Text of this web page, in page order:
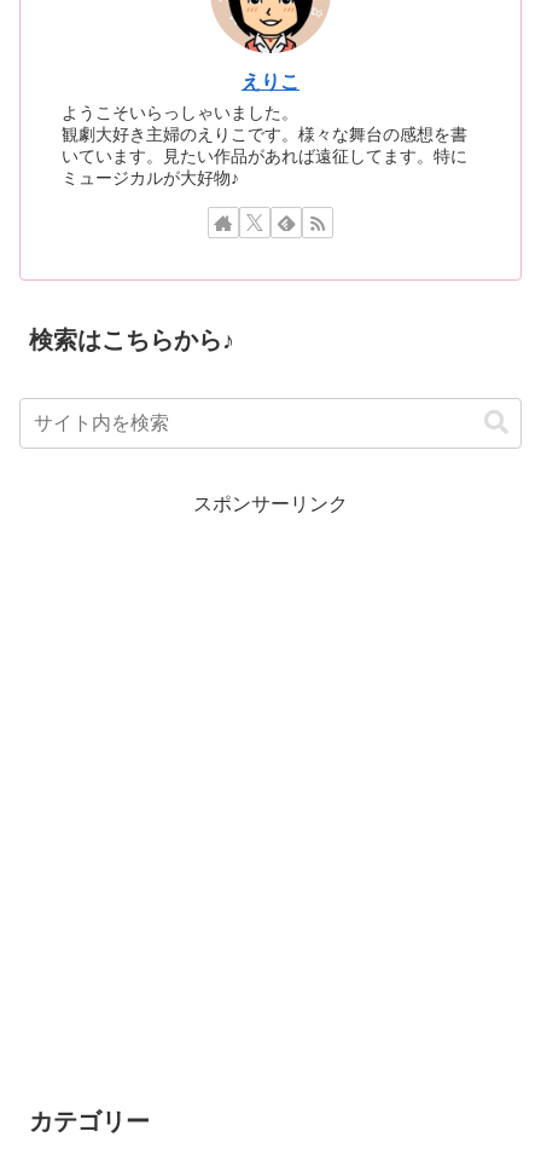
えりこ
ようこそいらっしゃいました。
観劇大好き主婦のえりこです。様々な舞台の感想を書
いています。見たい作品があれば遠征してます。特に
ミュージカルが大好物♪
検索はこちらから♪
スポンサーリンク
カテゴリー